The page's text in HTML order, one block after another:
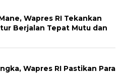
Wapres RI Tekankan
Berjalan Tepat Mutu dan
Wapres RI Pastikan Para